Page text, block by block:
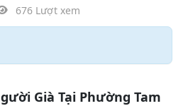
676 Lượt xem
Già Tại Phường Tam